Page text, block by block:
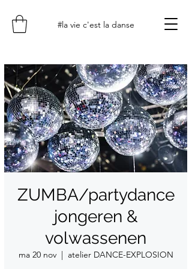
#la vie c'est la danse
ZUMBA/partydance
jongeren &
volwassenen
ma 20 nov
  |
atelier DANCE-EXPLOSION